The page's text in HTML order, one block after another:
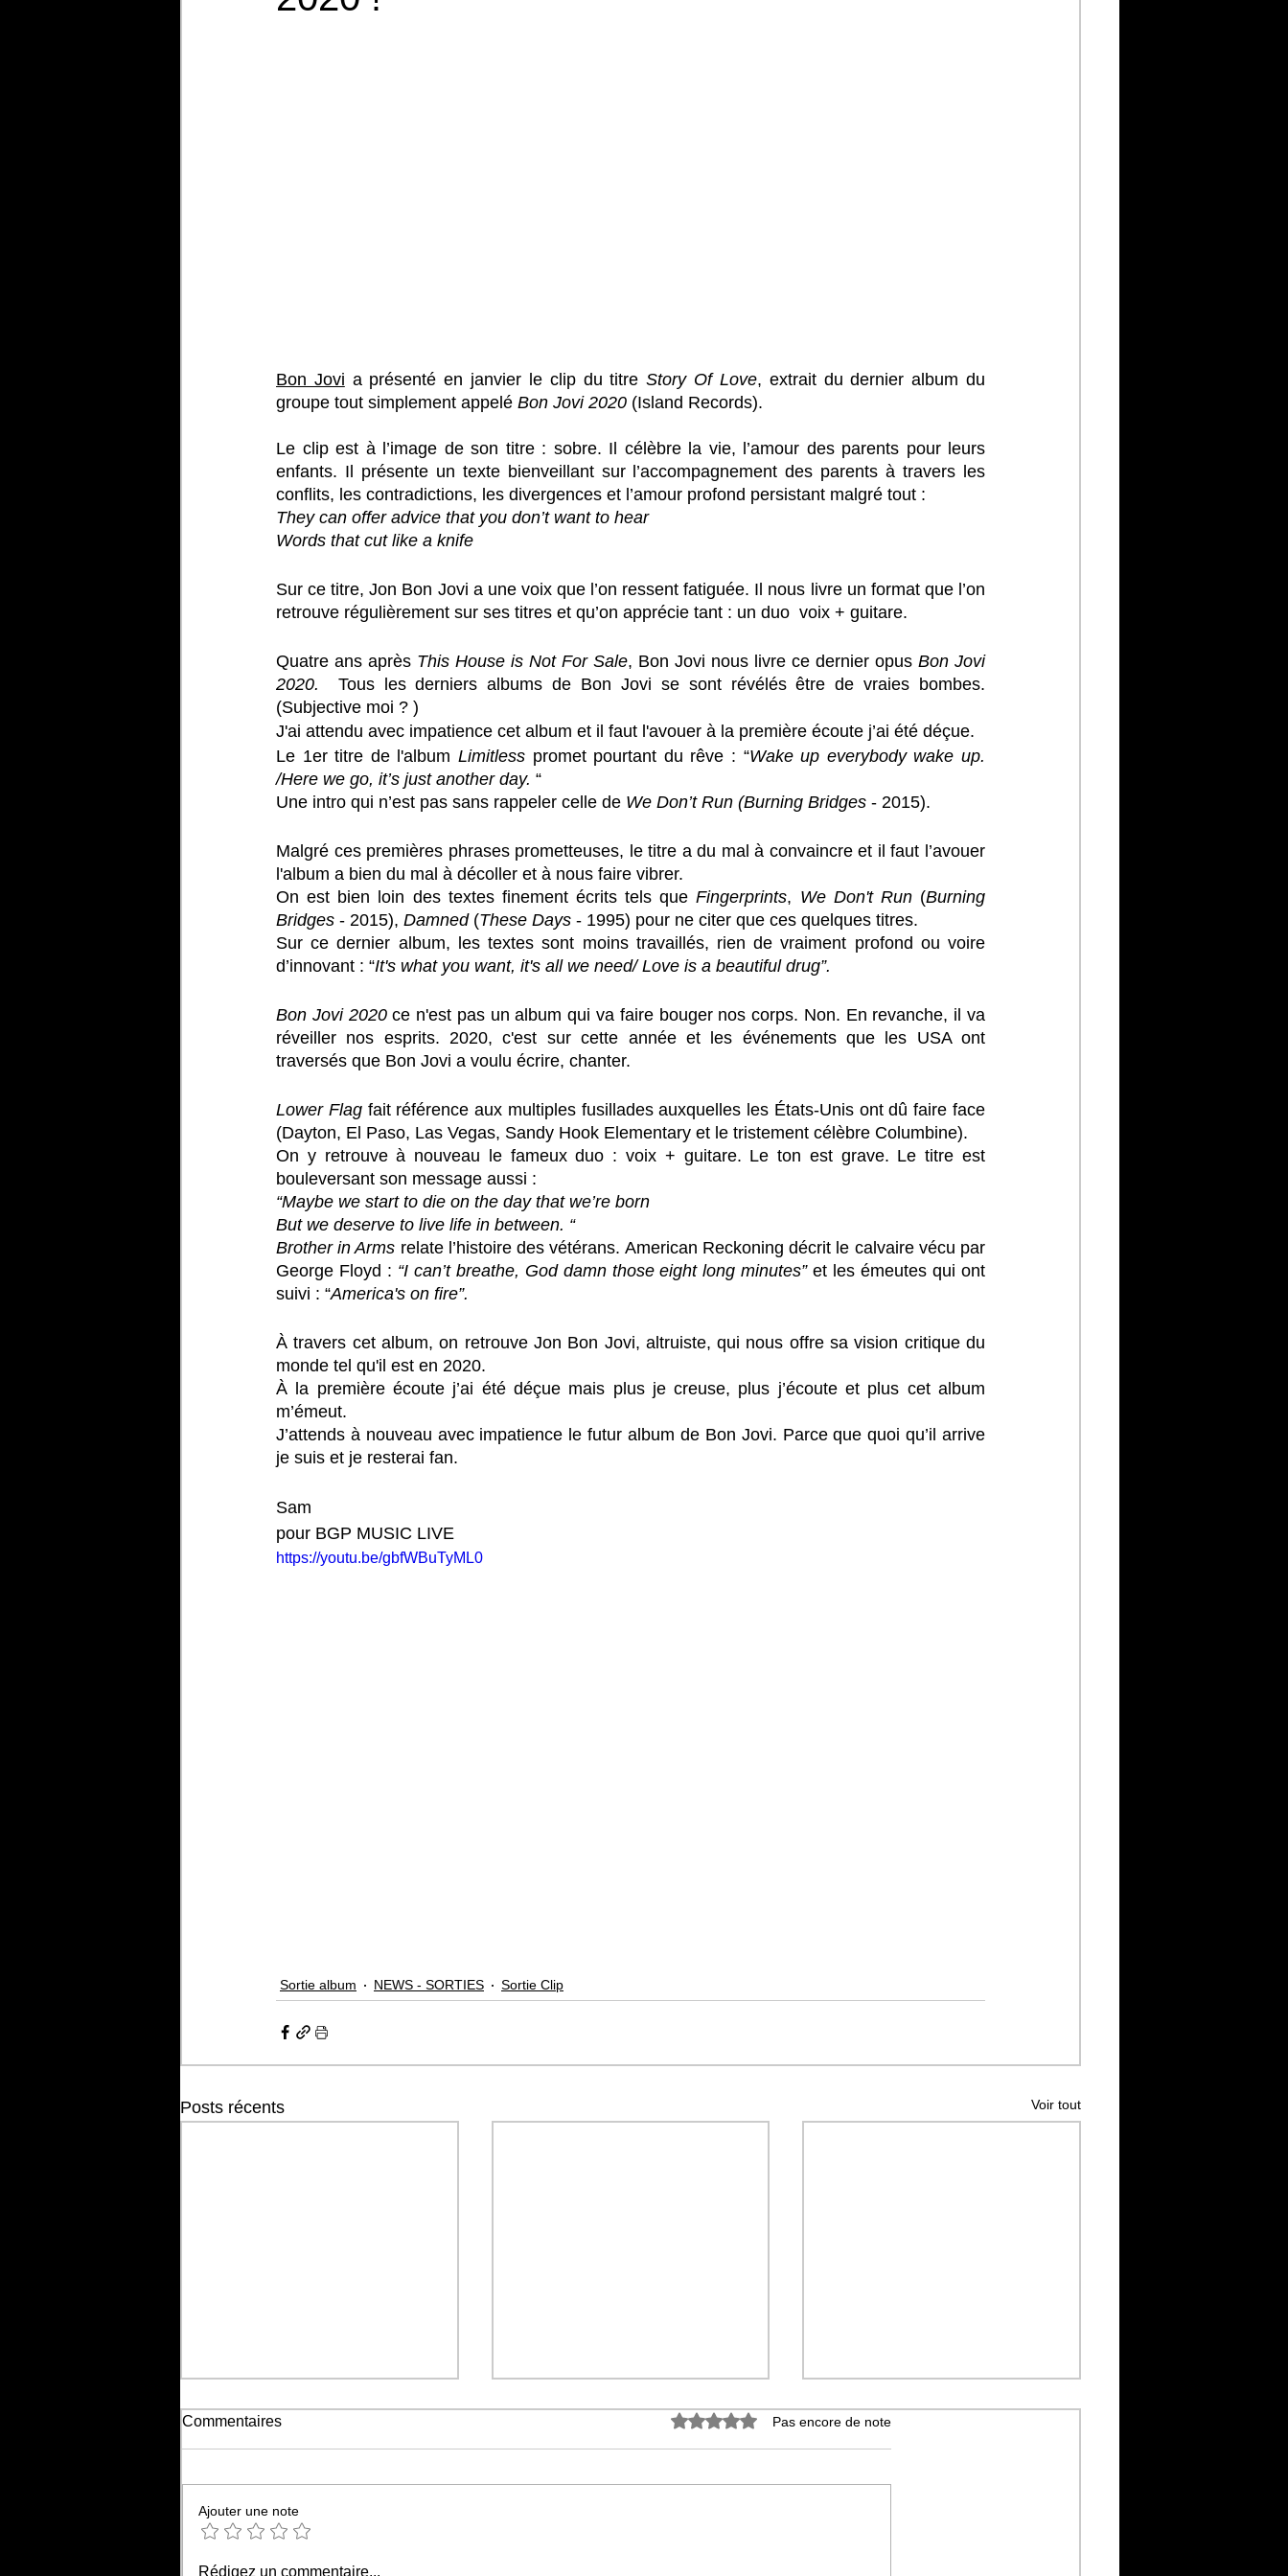
Bon Jovi a présenté en janvier le clip du titre Story Of Love, extrait du dernier album du
groupe tout simplement appelé Bon Jovi 2020 (Island Records).
Le clip est à l’image de son titre : sobre. Il célèbre la vie, l’amour des parents pour leurs
enfants. Il présente un texte bienveillant sur l’accompagnement des parents à travers les
conflits, les contradictions, les divergences et l’amour profond persistant malgré tout :
They can offer advice that you don’t want to hear
Words that cut like a knife
Sur ce titre, Jon Bon Jovi a une voix que l’on ressent fatiguée. Il nous livre un format que l’on
retrouve régulièrement sur ses titres et qu’on apprécie tant : un duo  voix + guitare.
Quatre ans après This House is Not For Sale, Bon Jovi nous livre ce dernier opus Bon Jovi
2020.
Tous les derniers albums de Bon Jovi se sont révélés être de vraies bombes.
(Subjective moi ? )
J'ai attendu avec impatience cet album et il faut l'avouer à la première écoute j’ai été déçue.
Le 1er titre de l'album Limitless promet pourtant du rêve : “Wake up everybody wake up.
/Here we go, it’s just another day. “
Une intro qui n’est pas sans rappeler celle de We Don’t Run (Burning Bridges - 2015).
Malgré ces premières phrases prometteuses, le titre a du mal à convaincre et il faut l’avouer
l'album a bien du mal à décoller et à nous faire vibrer.
On est bien loin des textes finement écrits tels que Fingerprints, We Don't Run (Burning
Bridges - 2015), Damned (These Days - 1995) pour ne citer que ces quelques titres.
Sur ce dernier album, les textes sont moins travaillés, rien de vraiment profond ou voire
d’innovant : “It's what you want, it's all we need/ Love is a beautiful drug”.
Bon Jovi 2020 ce n'est pas un album qui va faire bouger nos corps. Non. En revanche, il va
réveiller nos esprits. 2020, c'est sur cette année et les événements que les USA ont
traversés que Bon Jovi a voulu écrire, chanter.
Lower Flag fait référence aux multiples fusillades auxquelles les États-Unis ont dû faire face
(Dayton, El Paso, Las Vegas, Sandy Hook Elementary et le tristement célèbre Columbine).
On y retrouve à nouveau le fameux duo : voix + guitare. Le ton est grave. Le titre est
bouleversant son message aussi :
“Maybe we start to die on the day that we’re born
But we deserve to live life in between. “
Brother in Arms relate l’histoire des vétérans. American Reckoning décrit le calvaire vécu par
George Floyd : “I can’t breathe, God damn those eight long minutes” et les émeutes qui ont
suivi : “America's on fire”.
À travers cet album, on retrouve Jon Bon Jovi, altruiste, qui nous offre sa vision critique du
monde tel qu'il est en 2020.
À la première écoute j’ai été déçue mais plus je creuse, plus j’écoute et plus cet album
m’émeut.
J’attends à nouveau avec impatience le futur album de Bon Jovi. Parce que quoi qu’il arrive
je suis et je resterai fan.
Sam
pour BGP MUSIC LIVE
https://youtu.be/gbfWBuTyML0
Sortie album NEWS - SORTIES Sortie Clip
Posts récents Voir tout
HELLFEST 2026 : "TALES
Commentaires Noté 0 étoile sur 5.Pas encore de note
Ajouter une note
Rédigez un commentaire...